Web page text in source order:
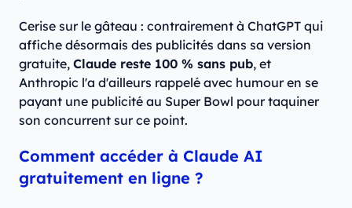
Cerise sur le gâteau : contrairement à ChatGPT qui
affiche désormais des publicités dans sa version
gratuite, Claude reste 100 % sans pub, et
Anthropic l'a d'ailleurs rappelé avec humour en se
payant une publicité au Super Bowl pour taquiner
son concurrent sur ce point.
Comment accéder à Claude AI
gratuitement en ligne ?